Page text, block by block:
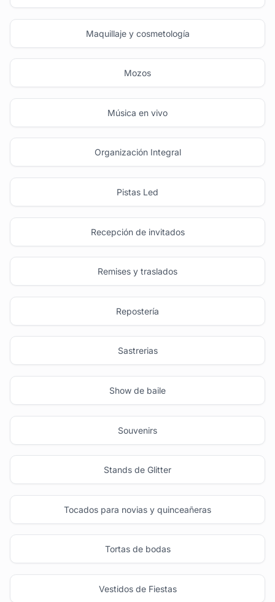
Maquillaje y cosmetología
Mozos
Música en vivo
Organización Integral
Pistas Led
Recepción de invitados
Remises y traslados
Repostería
Sastrerias
Show de baile
Souvenirs
Stands de Glitter
Tocados para novias y quinceañeras
Tortas de bodas
Vestidos de Fiestas